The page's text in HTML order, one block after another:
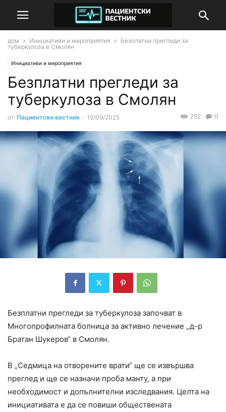
дом Инициативи и мероприятия
Безплатни прегледи за
туберкулоза в Смолян
Инициативи и мероприятия
Безплатни прегледи за
туберкулоза в Смолян
от Пациентски вестник - 15/09/2025 0
292
Безплатни прегледи за туберкулоза започват в
Многопрофилната болница за активно лечение „д-р
Братан Шукеров“ в Смолян.
В „Седмица на отворените врати“ ще се извършва
преглед и ще се назначи проба манту, а при
необходимост и допълнителни изследвания. Целта на
инициативата е да се повиши обществената